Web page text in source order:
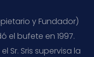
y Fundador)
el bufete en 1997.
Sr. Sris supervisa la